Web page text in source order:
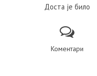
Доста је било
Коментари